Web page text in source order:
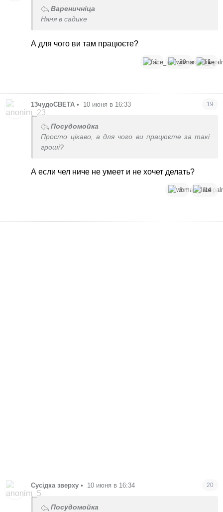
Вареничніца
Няня в садике
А для чого ви там працюєте?
1 20 1
13чудоСВЕТА • 10 июня в 16:33 19
Посудомойка
Просто цікаво, а для чого ви працюєте за такі
гроші?
А если чел ниче не умеет и не хочет делать?
9 14
Сусідка зверху • 10 июня в 16:34 20
Посудомойка